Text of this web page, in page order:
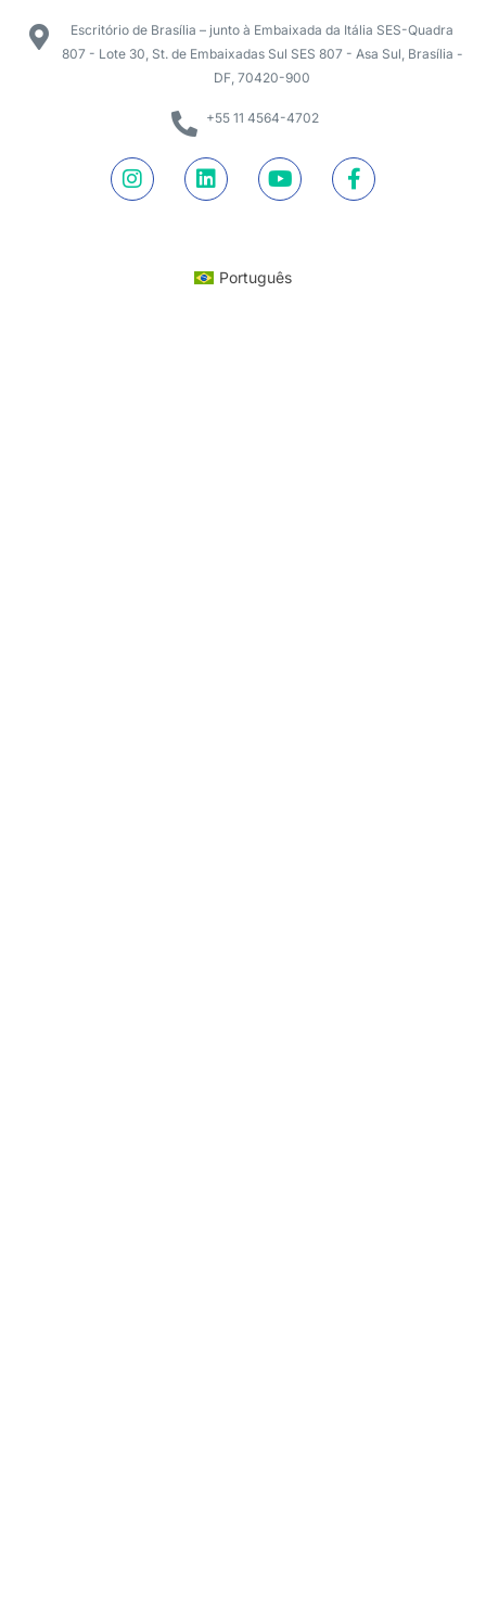
Escritório de Brasília – junto à Embaixada da Itália SES-Quadra
807 - Lote 30, St. de Embaixadas Sul SES 807 - Asa Sul, Brasília -
DF, 70420-900
+55 11 4564-4702
Português